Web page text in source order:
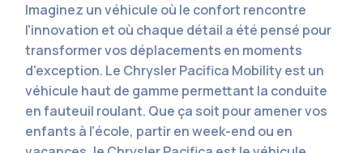
Imaginez un véhicule où le confort rencontre
l'innovation et où chaque détail a été pensé pour
transformer vos déplacements en moments
d'exception. Le Chrysler Pacifica Mobility est un
véhicule haut de gamme permettant la conduite
en fauteuil roulant. Que ça soit pour amener vos
enfants à l'école, partir en week-end ou en